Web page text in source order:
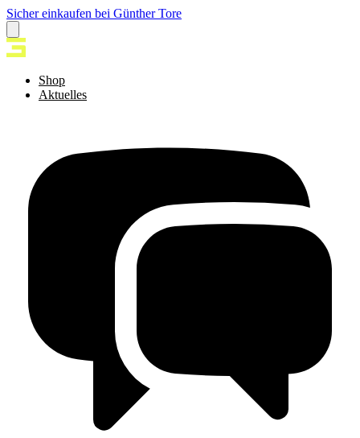
Sicher einkaufen bei Günther Tore
Shop
Aktuelles